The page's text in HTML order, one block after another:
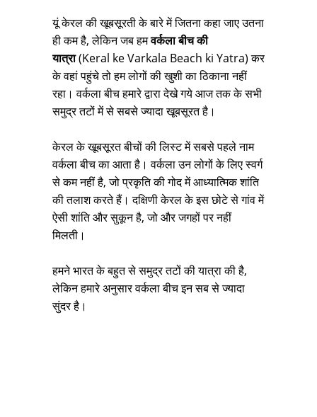
यूं केरल की खूबसूरती के बारे में जितना कहा जाए उतना
ही कम है, लेकिन जब हमवर्कला बीच की
यात्रा(Keral ke Varkala Beach ki Yatra) कर
के वहां पहुंचे तो हम लोगों की खुशी का ठिकाना नहीं
रहा। वर्कला बीच हमारे द्वारा देखे गये आज तक के सभी
समुद्र तटों में से सबसे ज्यादा खूबसूरत है।
केरल के खूबसूरत बीचों की लिस्ट में सबसे पहले नाम
वर्कला बीच का आता है। वर्कला उन लोगों के लिए स्वर्ग
से कम नहीं है, जो प्रकृति की गोद में आध्यात्मिक शांति
की तलाश करते हैं। दक्षिणी केरल के इस छोटे से गांव में
ऐसी शांति और सुकून है, जो और जगहों पर नहीं
मिलती।
हमने भारत के बहुत से समुद्र तटों की यात्रा की है,
लेकिन हमारे अनुसार वर्कला बीच इन सब से ज्यादा
सुंदर है।